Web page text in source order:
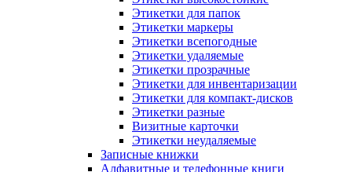
Этикетки для папок
Этикетки маркеры
Этикетки всепогодные
Этикетки удаляемые
Этикетки прозрачные
Этикетки для инвентаризации
Этикетки для компакт-дисков
Этикетки разные
Визитные карточки
Этикетки неудаляемые
Записные книжки
Алфавитные и телефонные книги